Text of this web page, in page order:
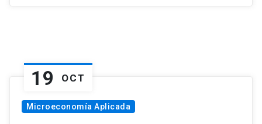
19 OCT
Microeconomía Aplicada